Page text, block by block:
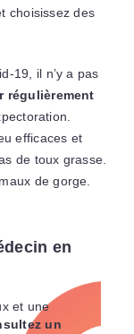
choisissez des
19, il n’y a pas
régulièrement
efficaces et
de toux grasse.
de gorge.
en
et une
un